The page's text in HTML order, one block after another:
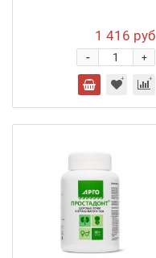
1 416 руб
+
-